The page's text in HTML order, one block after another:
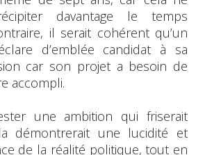
davantage le temps
il serait cohérent qu’un
d’emblée candidat à sa
car son projet a besoin de
accompli.
une ambition qui friserait
démontrerait une lucidité et
de la réalité politique, tout en